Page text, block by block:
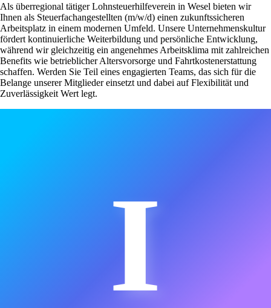
Als überregional tätiger Lohnsteuerhilfeverein in Wesel bieten wir
Ihnen als Steuerfachangestellten (m/w/d) einen zukunftssicheren
Arbeitsplatz in einem modernen Umfeld. Unsere Unternehmenskultur
fördert kontinuierliche Weiterbildung und persönliche Entwicklung,
während wir gleichzeitig ein angenehmes Arbeitsklima mit zahlreichen
Benefits wie betrieblicher Altersvorsorge und Fahrtkostenerstattung
schaffen. Werden Sie Teil eines engagierten Teams, das sich für die
Belange unserer Mitglieder einsetzt und dabei auf Flexibilität und
Zuverlässigkeit Wert legt.
I